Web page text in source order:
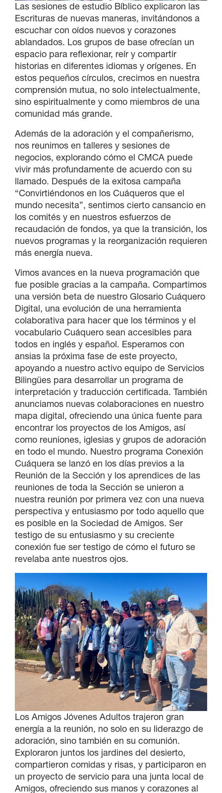
Las sesiones de estudio Bíblico explicaron las
Escrituras de nuevas maneras, invitándonos a
escuchar con oídos nuevos y corazones
ablandados. Los grupos de base ofrecían un
espacio para reflexionar, reír y compartir
historias en diferentes idiomas y orígenes. En
estos pequeños círculos, crecimos en nuestra
comprensión mutua, no solo intelectualmente,
sino espiritualmente y como miembros de una
comunidad más grande.
Además de la adoración y el compañerismo,
nos reunimos en talleres y sesiones de
negocios, explorando cómo el CMCA puede
vivir más profundamente de acuerdo con su
llamado. Después de la exitosa campaña
“Convirtiéndonos en los Cuáqueros que el
mundo necesita”, sentimos cierto cansancio en
los comités y en nuestros esfuerzos de
recaudación de fondos, ya que la transición, los
nuevos programas y la reorganización requieren
más energía nueva.
Vimos avances en la nueva programación que
fue posible gracias a la campaña. Compartimos
una versión beta de nuestro Glosario Cuáquero
Digital, una evolución de una herramienta
colaborativa para hacer que los términos y el
vocabulario Cuáquero sean accesibles para
todos en inglés y español. Esperamos con
ansias la próxima fase de este proyecto,
apoyando a nuestro activo equipo de Servicios
Bilingües para desarrollar un programa de
interpretación y traducción certificada. También
anunciamos nuevas colaboraciones en nuestro
mapa digital, ofreciendo una única fuente para
encontrar los proyectos de los Amigos, así
como reuniones, iglesias y grupos de adoración
en todo el mundo. Nuestro programa Conexión
Cuáquera se lanzó en los días previos a la
Reunión de la Sección y los aprendices de las
reuniones de toda la Sección se unieron a
nuestra reunión por primera vez con una nueva
perspectiva y entusiasmo por todo aquello que
es posible en la Sociedad de Amigos. Ser
testigo de su entusiasmo y su creciente
conexión fue ser testigo de cómo el futuro se
revelaba ante nuestros ojos.
Los Amigos Jóvenes Adultos trajeron gran
energía a la reunión, no solo en su liderazgo de
adoración, sino también en su comunión.
Exploraron juntos los jardines del desierto,
compartieron comidas y risas, y participaron en
un proyecto de servicio para una junta local de
Amigos, ofreciendo sus manos y corazones al